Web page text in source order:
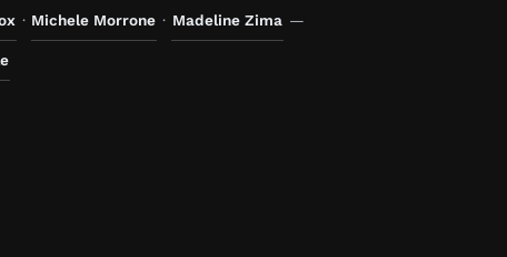
· Michele Morrone · Madeline Zima —